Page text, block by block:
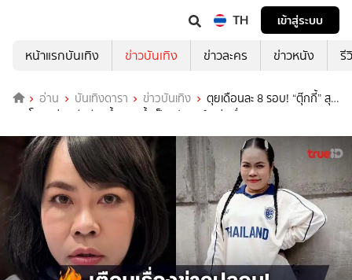
TH
เข้าสู่ระบบ
หน้าแรกบันเทิง
ข่าวบันเทิง ข่าวละคร ข่าวหนัง รี
อ่าน บันเทิงดารา ข่าวบันเทิง
ตุยเดือนละ 8 รอบ! “ตุ๊กกี้” สุด
ทน โดนกุข่าวเสียชีวิตซ้ำซาก ย้ำเป็นเฟคนิวส์ อย่าเชื่อ!!